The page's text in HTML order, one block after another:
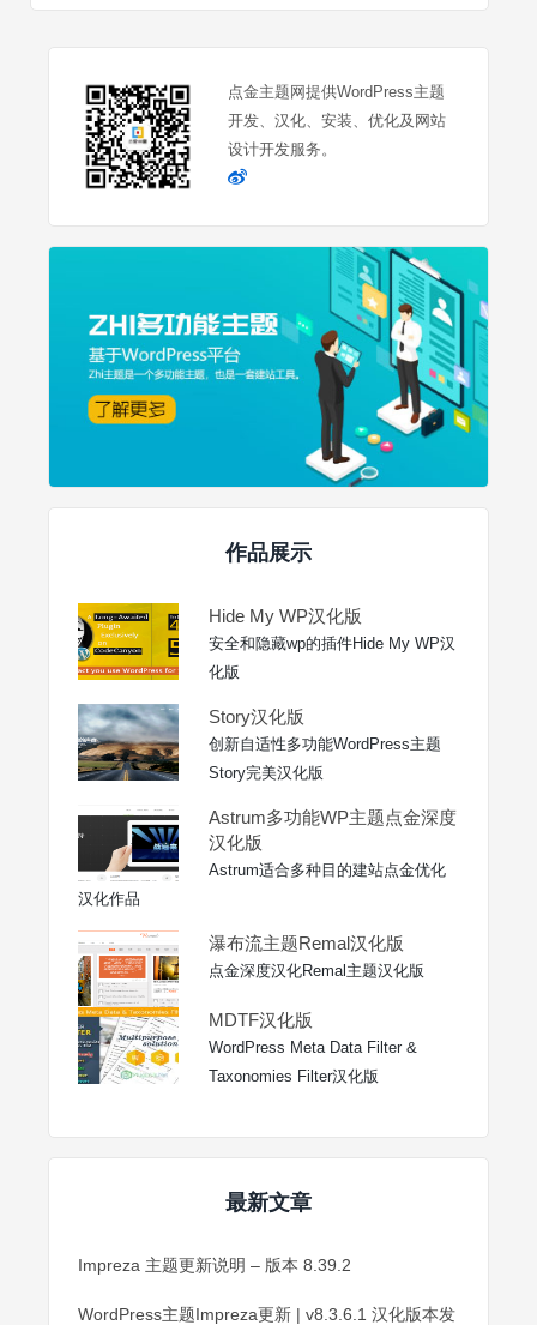
点金主题网提供WordPress主题
开发、汉化、安装、优化及网站
设计开发服务。
作品展示
Hide My WP汉化版
安全和隐藏wp的插件Hide My WP汉
化版
Story汉化版
创新自适性多功能WordPress主题
Story完美汉化版
Astrum多功能WP主题点金深度
汉化版
Astrum适合多种目的建站点金优化
汉化作品
瀑布流主题Remal汉化版
点金深度汉化Remal主题汉化版
MDTF汉化版
WordPress Meta Data Filter &
Taxonomies Filter汉化版
最新文章
Impreza 主题更新说明 – 版本 8.39.2
WordPress主题Impreza更新 | v8.3.6.1 汉化版本发